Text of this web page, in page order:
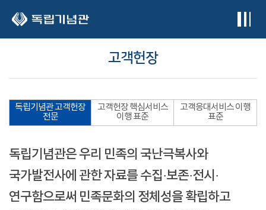
고객헌장
독립기념관 고객헌장
전문
고객헌장 핵심서비스
이행 표준
고객응대서비스 이행
표준
독립기념관은 우리 민족의 국난극복사와
국가발전사에 관한 자료를 수집·보존·전시·
연구함으로써 민족문화의 정체성을 확립하고